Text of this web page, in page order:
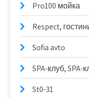
Pro100 мойка
Respect,
Sofia avto
SPA-клуб, SPA-
St0-31